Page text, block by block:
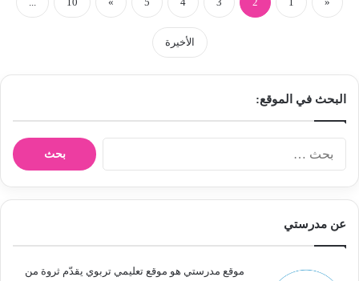
الأخيرة
البحث في الموقع:
ن
عن مدرستي
موقع مدرستي هو موقع تعليمي تربوي يقدّم ثروة من